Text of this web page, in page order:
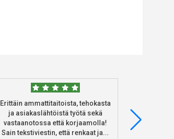
Erittäin ammattitaitoista, tehokasta
ja asiakaslähtöistä työtä sekä
vastaanotossa että korjaamolla!
Sain tekstiviestin, että renkaat ja...